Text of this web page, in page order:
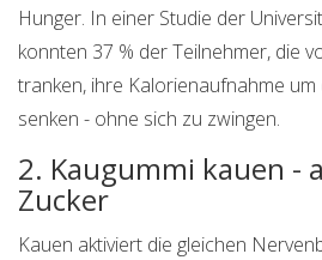
Hunger. In einer Studie der
konnten 37 % der Teilnehmer, die
tranken, ihre Kalorienaufnahme
senken - ohne sich zu zwingen.
2. Kaugummi kauen -
Zucker
Kauen aktiviert die gleichen